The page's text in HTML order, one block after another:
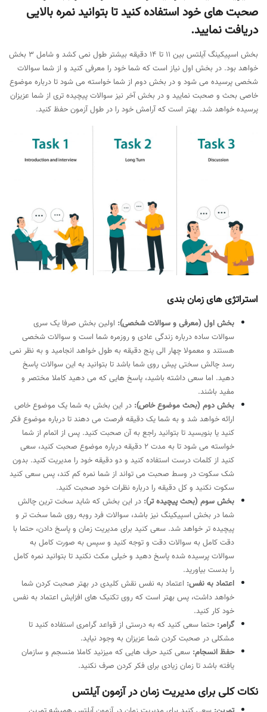
صحبت های خود استفاده کنید تا بتوانید نمره بالایی
دریافت نمایید.
بخش اسپیکینگ آیلتس بین 11 تا 14 دقیقه بیشتر طول نمی کشد و شامل 3 بخش
خواهد بود. در بخش اول نیاز است که شما خود را معرفی کنید و از شما سوالات
شخصی پرسیده می شود و در بخش دوم از شما خواسته می شود تا درباره موضوع
خاصی بحث و صحبت نمایید و در بخش آخر نیز سوالات پیچیده تری از شما عزیزان
پرسیده خواهد شد. بهتر است که آرامش خود را در طول آزمون حفظ کنید.
استراتژی های زمان بندی
بخش اول (معرفی و سوالات شخصی): اولین بخش صرفا یک سری
سوالات ساده درباره زندگی عادی و روزمره شما است و سوالات شخصی
هستند و معمولا چهار الی پنج دقیقه به طول خواهد انجامید و به نظر نمی
رسد چالش سختی پیش روی شما باشد تا بتوانید به این سوالات پاسخ
دهید. اما سعی داشته باشید، پاسخ هایی که می دهید کاملا مختصر و
مفید باشند.
بخش دوم (بحث موضوع خاص): در این بخش به شما یک موضوع خاص
ارائه خواهد شد و به شما یک دقیقه فرصت می دهند تا درباره موضوع فکر
کنید یا بنویسید تا بتوانید راجع به آن صحبت کنید. پس از اتمام از شما
خواسته می شود تا به مدت 2 دقیقه درباره موضوع صحبت کنید، سعی
کنید از کلمات درست استفاده کنید و دو دقیقه خود را مدیریت کنید. بدون
شک سکوت در وسط صحبت می تواند از شما نمره کم کند، پس سعی کنید
سکوت نکنید و کل دقیقه را درباره نظرات خود صحبت کنید.
بخش سوم (بحث پیچیده تر): در این بخش که شاید سخت ترین چالش
شما در بخش اسپیکینگ نیز باشد، سوالات فرد روبه روی شما سخت تر و
پیچیده تر خواهد شد. سعی کنید برای مدیریت زمان و پاسخ دادن، حتما با
دقت کامل به سوالات دقت و توجه کنید و سپس به صورت کامل به
سوالات پرسیده شده پاسخ دهید و خیلی مکث نکنید تا بتوانید نمره کامل
را بدست بیاورید.
اعتماد به نفس: اعتماد به نفس نقش کلیدی در بهتر صحبت کردن شما
خواهد داشت، پس بهتر است که روی تکنیک های افزایش اعتماد به نفس
خود کار کنید.
گرامر: حتما سعی کنید که به درستی از قواعد گرامری استفاده کنید تا
مشکلی در صحبت کردن شما عزیزان به وجود نیاید.
حفظ انسجام: سعی کنید حرف هایی که میزنید کاملا منسجم و سازمان
یافته باشد تا زمان زیادی برای فکر کردن صرف نکنید.
نکات کلی برای مدیریت زمان در آزمون آیلتس